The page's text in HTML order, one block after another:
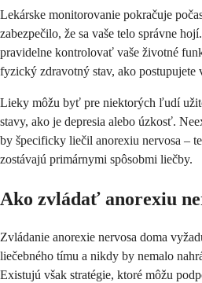
Lekárske monitorovanie pokračuje
zabezpečilo, že sa vaše telo správne
pravidelne kontrolovať vaše životné
fyzický zdravotný stav, ako postupujete
Lieky môžu byť pre niektorých ľudí
stavy, ako je depresia alebo úzkosť.
by špecificky liečil anorexiu nervosa –
zostávajú primárnymi spôsobmi liečby.
Ako zvládať anorexiu
Zvládanie anorexie nervosa doma
liečebného tímu a nikdy by nemalo
Existujú však stratégie, ktoré môžu